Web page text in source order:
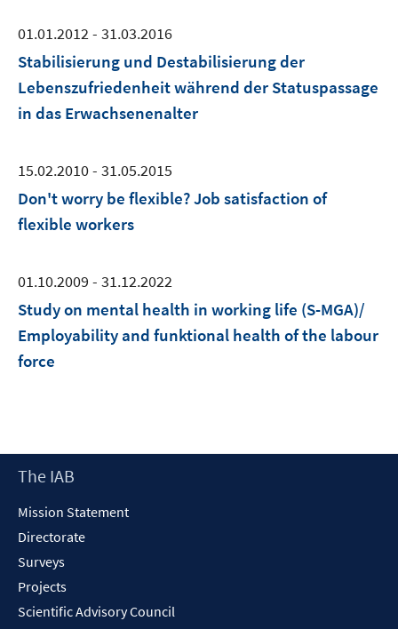
01.01.2012 - 31.03.2016
Stabilisierung und Destabilisierung der
Lebenszufriedenheit während der Statuspassage
in das Erwachsenenalter
15.02.2010 - 31.05.2015
Don't worry be flexible? Job satisfaction of
flexible workers
01.10.2009 - 31.12.2022
Study on mental health in working life (S-MGA)/
Employability and funktional health of the labour
force
Footer
The IAB
Mission Statement
Directorate
Surveys
Projects
Scientific Advisory Council